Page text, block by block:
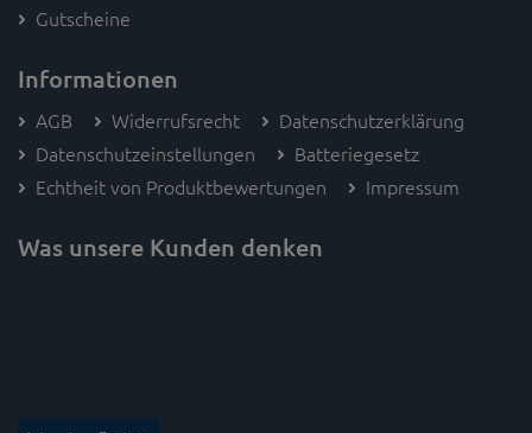
Gutscheine
Informationen
AGB Widerrufsrecht
Datenschutzerklärung
Datenschutzeinstellungen
Batteriegesetz
Echtheit von Produktbewertungen
Impressum
Was unsere Kunden denken